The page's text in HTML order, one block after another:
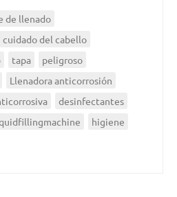
de llenado
cuidado del cabello
tapa
peligroso
Llenadora anticorrosión
desinfectantes
higiene